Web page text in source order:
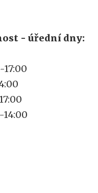
- úřední dny: